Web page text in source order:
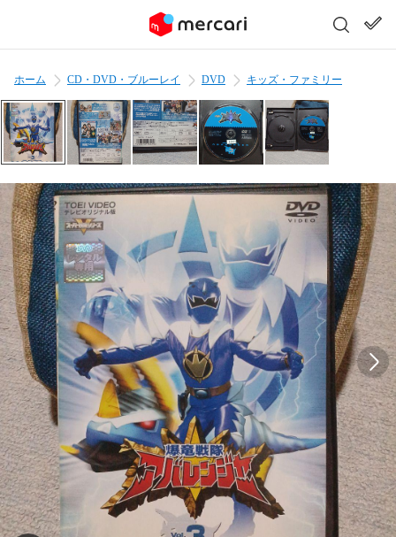
ホーム CD・DVD・ブルーレイ DVD キッズ・ファミリー